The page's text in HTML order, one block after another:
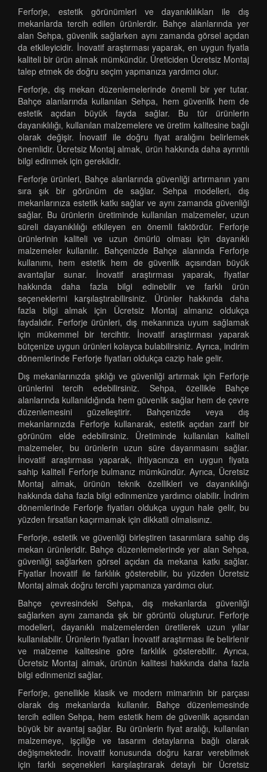
Ferforje, estetik görünümleri ve dayanıklılıkları ile dış
mekanlarda tercih edilen ürünlerdir. Bahçe alanlarında yer
alan Sehpa, güvenlik sağlarken aynı zamanda görsel açıdan
da etkileyicidir. İnovatif araştırması yaparak, en uygun fiyatla
kaliteli bir ürün almak mümkündür. Üreticiden Ücretsiz Montaj
talep etmek de doğru seçim yapmanıza yardımcı olur.
Ferforje, dış mekan düzenlemelerinde önemli bir yer tutar.
Bahçe alanlarında kullanılan Sehpa, hem güvenlik hem de
estetik açıdan büyük fayda sağlar. Bu tür ürünlerin
dayanıklılığı, kullanılan malzemelere ve üretim kalitesine bağlı
olarak değişir. İnovatif ile doğru fiyat aralığını belirlemek
önemlidir. Ücretsiz Montaj almak, ürün hakkında daha ayrıntılı
bilgi edinmek için gereklidir.
Ferforje ürünleri, Bahçe alanlarında güvenliği artırmanın yanı
sıra şık bir görünüm de sağlar. Sehpa modelleri, dış
mekanlarınıza estetik katkı sağlar ve aynı zamanda güvenliği
sağlar. Bu ürünlerin üretiminde kullanılan malzemeler, uzun
süreli dayanıklılığı etkileyen en önemli faktördür. Ferforje
ürünlerinin kaliteli ve uzun ömürlü olması için dayanıklı
malzemeler kullanılır. Bahçenizde Bahçe alanında Ferforje
kullanımı, hem estetik hem de güvenlik açısından büyük
avantajlar sunar. İnovatif araştırması yaparak, fiyatlar
hakkında daha fazla bilgi edinebilir ve farklı ürün
seçeneklerini karşılaştırabilirsiniz. Ürünler hakkında daha
fazla bilgi almak için Ücretsiz Montaj almanız oldukça
faydalıdır. Ferforje ürünleri, dış mekanınıza uyum sağlamak
için mükemmel bir tercihtir. İnovatif araştırması yaparak
bütçenize uygun ürünleri kolayca bulabilirsiniz. Ayrıca, indirim
dönemlerinde Ferforje fiyatları oldukça cazip hale gelir.
Dış mekanlarınızda şıklığı ve güvenliği artırmak için Ferforje
ürünlerini tercih edebilirsiniz. Sehpa, özellikle Bahçe
alanlarında kullanıldığında hem güvenlik sağlar hem de çevre
düzenlemesini güzelleştirir. Bahçenizde veya dış
mekanlarınızda Ferforje kullanarak, estetik açıdan zarif bir
görünüm elde edebilirsiniz. Üretiminde kullanılan kaliteli
malzemeler, bu ürünlerin uzun süre dayanmasını sağlar.
İnovatif araştırması yaparak, ihtiyacınıza en uygun fiyata
sahip kaliteli Ferforje bulmanız mümkündür. Ayrıca, Ücretsiz
Montaj almak, ürünün teknik özellikleri ve dayanıklılığı
hakkında daha fazla bilgi edinmenize yardımcı olabilir. İndirim
dönemlerinde Ferforje fiyatları oldukça uygun hale gelir, bu
yüzden fırsatları kaçırmamak için dikkatli olmalısınız.
Ferforje, estetik ve güvenliği birleştiren tasarımlara sahip dış
mekan ürünleridir. Bahçe düzenlemelerinde yer alan Sehpa,
güvenliği sağlarken görsel açıdan da mekana katkı sağlar.
Fiyatlar İnovatif ile farklılık gösterebilir, bu yüzden Ücretsiz
Montaj almak doğru tercihi yapmanıza yardımcı olur.
Bahçe çevresindeki Sehpa, dış mekanlarda güvenliği
sağlarken aynı zamanda şık bir görüntü oluşturur. Ferforje
modelleri, dayanıklı malzemelerden üretilerek uzun yıllar
kullanılabilir. Ürünlerin fiyatları İnovatif araştırması ile belirlenir
ve malzeme kalitesine göre farklılık gösterebilir. Ayrıca,
Ücretsiz Montaj almak, ürünün kalitesi hakkında daha fazla
bilgi edinmenizi sağlar.
Ferforje, genellikle klasik ve modern mimarinin bir parçası
olarak dış mekanlarda kullanılır. Bahçe düzenlemesinde
tercih edilen Sehpa, hem estetik hem de güvenlik açısından
büyük bir avantaj sağlar. Bu ürünlerin fiyat aralığı, kullanılan
malzemeye, işçiliğe ve tasarım detaylarına bağlı olarak
değişmektedir. İnovatif konusunda doğru karar verebilmek
için farklı seçenekleri karşılaştırarak detaylı bir Ücretsiz